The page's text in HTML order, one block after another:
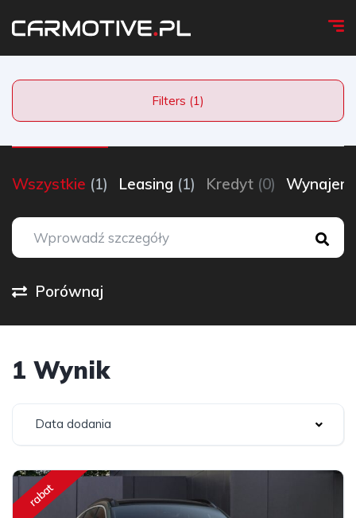
Filters (1)
Wszystkie (1) Leasing (1) Kredyt (0) Wynajem
Porównaj
1 Wynik
Data dodania
rabat